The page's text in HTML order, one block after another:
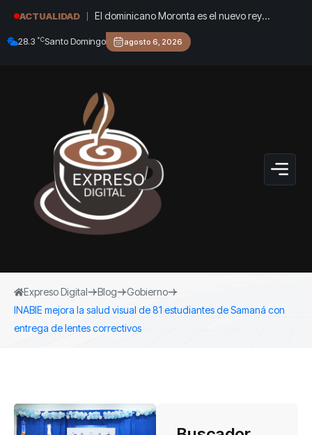
ACTUALIDAD
El dominicano Moronta es el nuevo rey
regional en los 400 metros
28.3 °CSanto Domingo agosto 6, 2026
Expreso Digital Blog
Gobierno
INABIE mejora la salud visual de 81 estudiantes de Samaná con
entrega de lentes correctivos